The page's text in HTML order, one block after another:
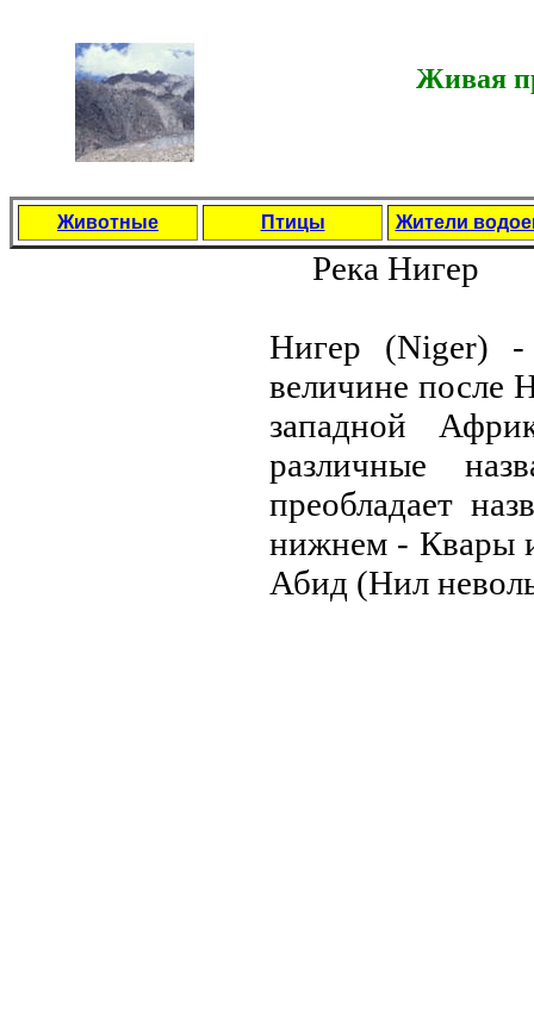
Живая
Животные Птицы Жители
Река Нигер
Нигер (Niger) -
величине после
западной
различные
преобладает
нижнем - Квары
Абид (Нил